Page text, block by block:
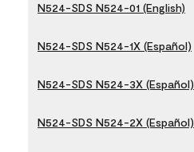
N524-SDS N524-01 (English)
N524-SDS N524-1X (Español)
N524-SDS N524-3X (Español)
N524-SDS N524-2X (Español)